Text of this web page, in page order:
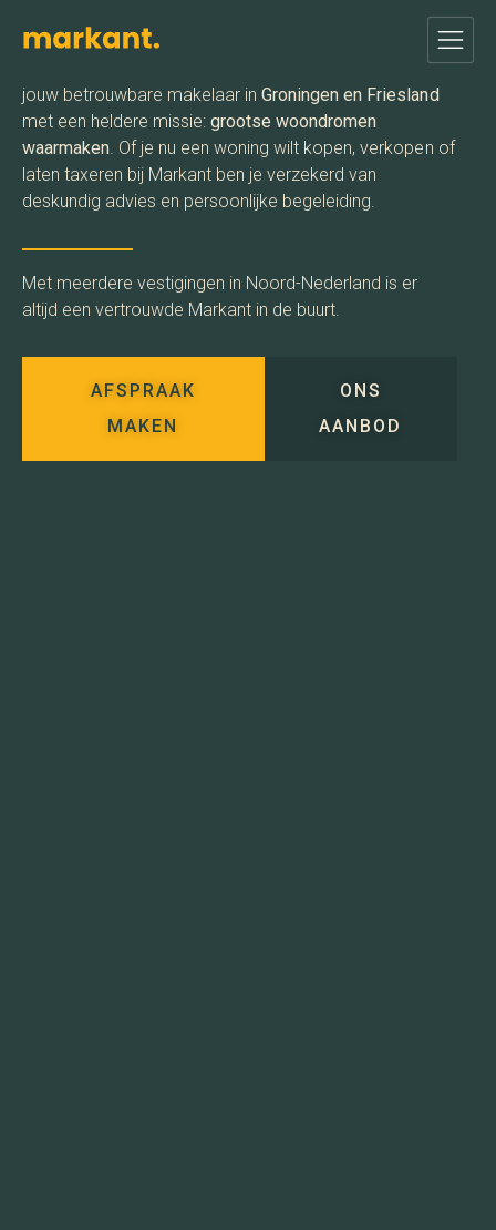
jouw betrouwbare makelaar inGroningen en Friesland
met een heldere missie:grootse woondromen
waarmaken. Of je nu een woning wilt kopen, verkopen of
laten taxeren bij Markant ben je verzekerd van
deskundig advies en persoonlijke begeleiding.
Met meerdere vestigingen in Noord-Nederland is er
altijd een vertrouwde Markant in de buurt.
AFSPRAAK
MAKEN
ONS
AANBOD